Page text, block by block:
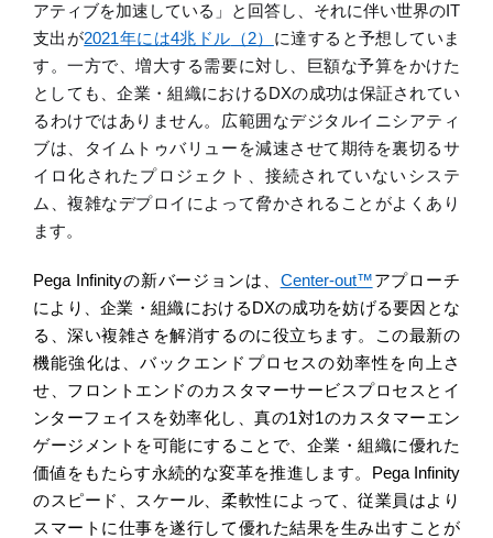
アティブを加速している」と回答し、それに伴い世界の IT
支出が2021年には4兆ドル （2） に達すると予想していま
す。一方で、増大する需要に対し、巨額な予算をかけた
としても、企業・組織における DXの成功は保証されてい
るわけではありません。広範囲なデジタルイニシアティ
ブは、タイムトゥバリューを減速させて期待を裏切るサ
イロ化されたプロジェクト、接続されていないシステ
ム、複雑なデプロイによって脅かされることがよくあり
ます。
Pega Infinityの新バージョンは、 Center-out™アプローチ
により、企業・組織における DXの成功を妨げる要因とな
る、深い複雑さを解消するのに役立ちます。この最新の
機能強化は、バックエンドプロセスの効率性を向上さ
せ、フロントエンドのカスタマーサービスプロセスとイ
ンターフェイスを効率化し、真の1対1のカスタマーエン
ゲージメントを可能にすることで、企業・組織に優れた
価値をもたらす永続的な変革を推進します。
Pega Infinity
のスピード、スケール、柔軟性によって、従業員はより
スマートに仕事を遂行して優れた結果を生み出すことが